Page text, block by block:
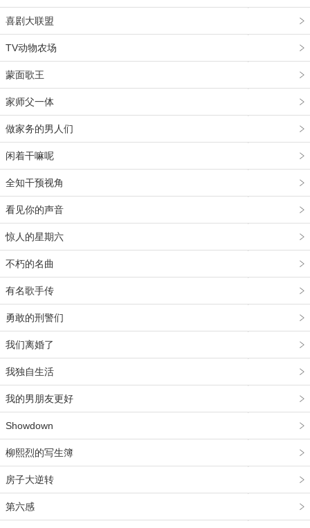
喜剧大联盟
TV动物农场
蒙面歌王
家师父一体
做家务的男人们
闲着干嘛呢
全知干预视角
看见你的声音
惊人的星期六
不朽的名曲
有名歌手传
勇敢的刑警们
我们离婚了
我独自生活
我的男朋友更好
Showdown
柳熙烈的写生簿
房子大逆转
第六感